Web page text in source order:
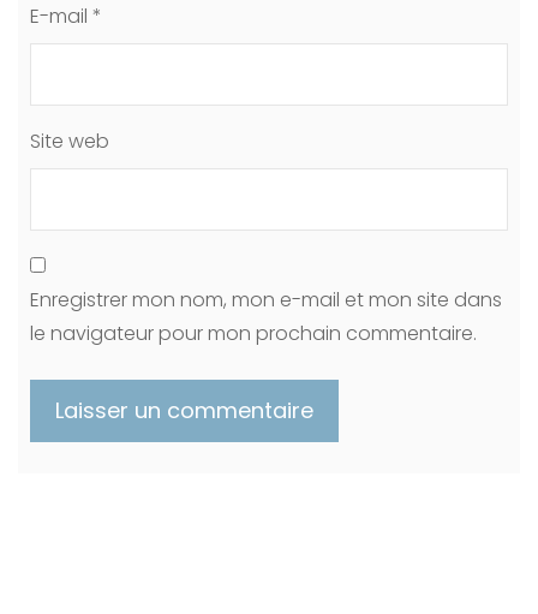
E-mail *
Site web
Enregistrer mon nom, mon e-mail et mon site dans
le navigateur pour mon prochain commentaire.